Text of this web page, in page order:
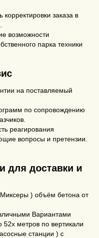
заказа в
возможности
парка техники
на поставляемый
по сопровождению
реагирования
вопросы и претензии.
для доставки и
) объём бетона от
Вариантами
52х метров по вертикали
станции ) с